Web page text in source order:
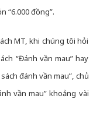
“6.000 đồng”.
MT, khi chúng tôi hỏi
“Đánh vần mau” hay
đánh vần mau”, chủ
vần mau” khoảng vài